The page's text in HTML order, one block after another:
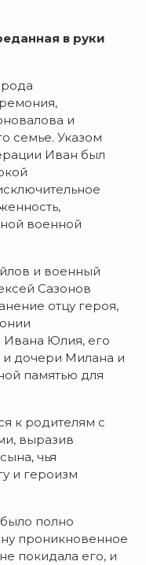
в руки
и
семье. Указом
Иван был
военной
и военный
Сазонов
отцу героя,
Ивана Юлия, его
и дочери Милана и
памятью для
к родителям с
выразив
чья
и героизм
полно
проникновенное
покидала его, и